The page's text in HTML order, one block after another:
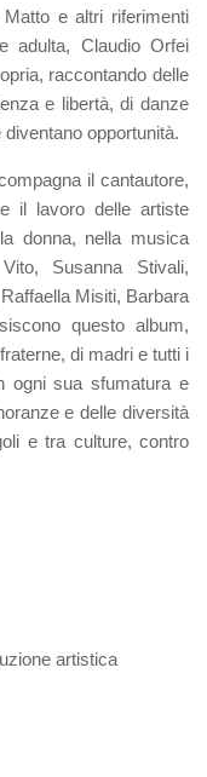
e altri riferimenti
adulta, Claudio Orfei
raccontando delle
e libertà, di danze
diventano opportunità.
il cantautore,
il lavoro delle artiste
donna, nella musica
Susanna Stivali,
Misiti, Barbara
questo album,
di madri e tutti i
ogni sua sfumatura e
e delle diversità
e tra culture, contro
artistica